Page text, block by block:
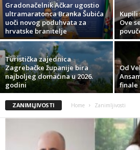
Gradonačelnik Ačkar ugostio
ultramaratonca Branka Šubića
uoči novog poduhvata za
hrvatske branitelje
Kupili
Ove
Turistička zajednica
Zagrebačke županije bira
najboljeg domaćina u 2026.
godini
Od
finale
ZANIMLJIVOSTI Home Zanimljivosti